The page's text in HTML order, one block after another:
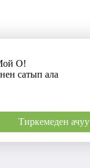
О!
сатып ала
Тиркемеден ачуу